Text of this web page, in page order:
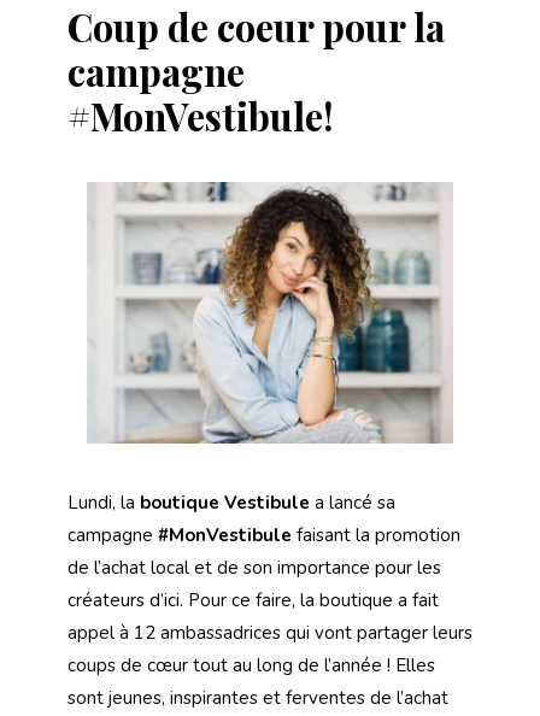
Coup de coeur pour la
campagne
#MonVestibule!
Lundi, la boutique Vestibule a lancé sa
campagne #MonVestibule faisant la promotion
de l’achat local et de son importance pour les
créateurs d’ici. Pour ce faire, la boutique a fait
appel à 12 ambassadrices qui vont partager leurs
coups de cœur tout au long de l’année ! Elles
sont jeunes, inspirantes et ferventes de l’achat